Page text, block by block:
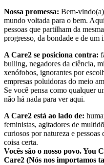
Nossa promessa: Bem-
mundo voltada para o bem.
pessoas que partilham da
progresso, da bondade e de um
A Care2 se posiciona contra:
bulling, negadores da ciência,
xenófobos, ignorantes por
empresas poluidoras do meio
Se você pensa como qualquer
não há nada para ver aqui.
A Care2 está ao lado de:
feministas, agitadores de
curiosos por natureza e
coisa certa.
Vocês são o nosso povo. You
Care2 (Nós nos importamos